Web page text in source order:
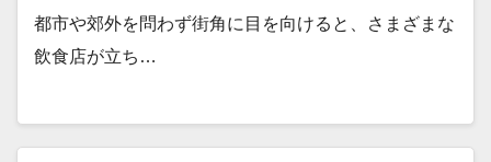
都市や郊外を問わず街角に目を向けると、さまざまな
飲食店が立ち…